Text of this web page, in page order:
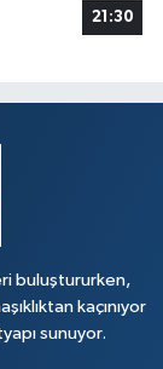
21:30
buluştururken,
kaçınıyor
sunuyor.